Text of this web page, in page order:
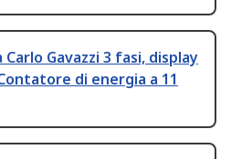
Gavazzi 3 fasi, display
di energia a 11